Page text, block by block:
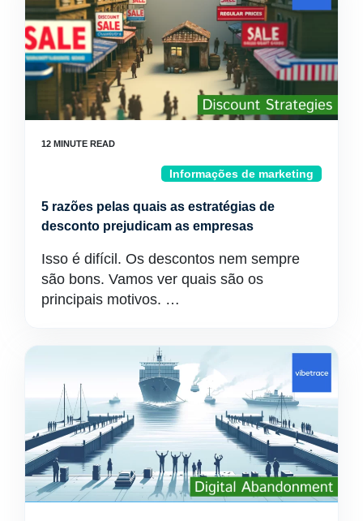
Informações de marketing
5 razões pelas quais as estratégias de
desconto prejudicam as empresas
Isso é difícil. Os descontos nem sempre
são bons. Vamos ver quais são os
principais motivos. …